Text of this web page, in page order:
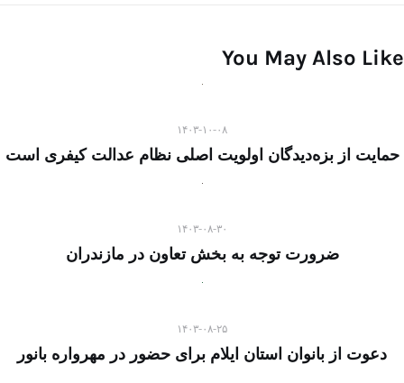
You May Also Like
۱۴۰۳-۱۰-۰۸
حمایت از بزه‌دیدگان اولویت اصلی نظام عدالت کیفری است
۱۴۰۳-۰۸-۳۰
ضرورت توجه به بخش تعاون در مازندران
۱۴۰۳-۰۸-۲۵
دعوت از بانوان استان ایلام برای حضور در مهرواره بانور